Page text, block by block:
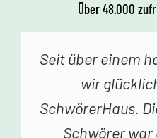
Über 48.000
Vor einer
Schlüssel zu
Jedes Betreten
Dank an das